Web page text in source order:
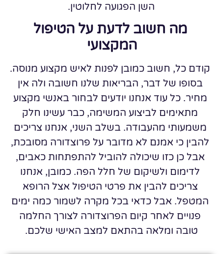
השן הפגועה לחלוטין.
מה חשוב לדעת על הטיפול
המקצועי
קודם כל, חשוב כמובן לפנות לאיש מקצוע מנוסה.
בסופו של דבר, הבריאות שלנו חשובה ולה אין
מחיר. כל עוד אנחנו יודעים לבחור באנשי מקצוע
מתאימים לביצוע המשימה, כבר עשינו חלק
משמעותי מהעבודה. בשלב השני, אנחנו צריכים
להבין כי אמנם לא מדובר על פרוצדורה מסובכת,
אבל כן כזו שיכולה להוביל להתפתחות כאבים,
לדימום ולשיקום של חלל הפה. כמובן, אנחנו
צריכים להבין את פרטי הטיפול אצל הרופא
המטפל. אבל כדאי בכל מקרה לשמור כמה ימים
פנויים לאחר קיום הפרוצדורה לצורך החלמה
טובה ומלאה בהתאם למצב האישי שלכם.